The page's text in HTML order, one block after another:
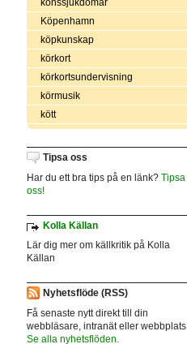
könssjukdomar
Köpenhamn
köpkunskap
körkort
körkortsundervisning
körmusik
kött
Tipsa oss
Har du ett bra tips på en länk? Tipsa
oss!
Kolla Källan
Lär dig mer om källkritik på Kolla
Källan
Nyhetsflöde (RSS)
Få senaste nytt direkt till din
webbläsare, intranät eller webbplats.
Se alla nyhetsflöden.